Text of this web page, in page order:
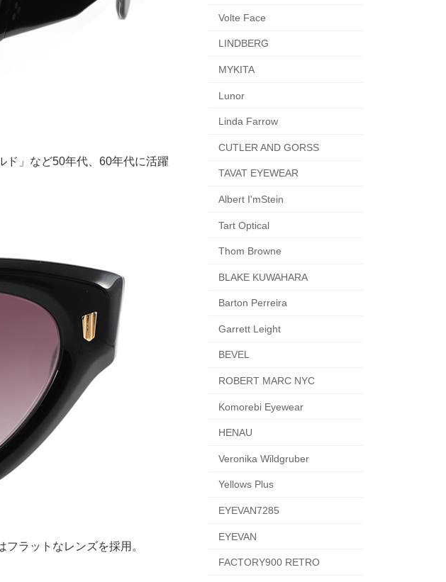
ド」など50年代、60年代に活躍
ラットなレンズを採用。
Volte Face
LINDBERG
MYKITA
Lunor
Linda Farrow
CUTLER AND GORSS
TAVAT EYEWEAR
Albert I'mStein
Tart Optical
Thom Browne
BLAKE KUWAHARA
Barton Perreira
Garrett Leight
BEVEL
ROBERT MARC NYC
Komorebi Eyewear
HENAU
Veronika Wildgruber
Yellows Plus
EYEVAN7285
EYEVAN
FACTORY900 RETRO